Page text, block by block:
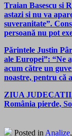
Traian Basescu si
astazi si nu va
suveranitate”.
persoană nu pot
Părintele Justin
ale Europei”: “Ne
acum către un
noastre, pentru că
ZIUA
România pierde,
Posted in Analize,